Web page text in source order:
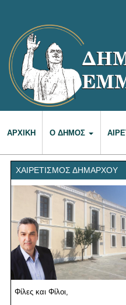
ΑΡΧΙΚΉ Ο ΔΉΜΟΣ
ΧΑΙΡΕΤΙΣΜΌΣ ΔΗΜΆΡΧΟΥ
Φίλες και Φίλοι,